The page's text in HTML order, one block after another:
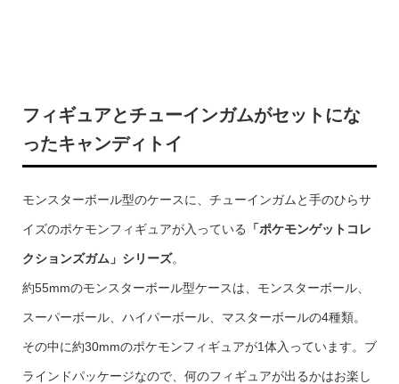
フィギュアとチューインガムがセットにな
ったキャンディトイ
モンスターボール型のケースに、チューインガムと手のひらサ
イズのポケモンフィギュアが入っている 「ポケモンゲットコレ
クションズガム」シリーズ。
約55mmのモンスターボール型ケースは、モンスターボール、
スーパーボール、ハイパーボール、マスターボールの4種類。
その中に約30mmのポケモンフィギュアが1体入っています。ブ
ラインドパッケージなので、何のフィギュアが出るかはお楽し